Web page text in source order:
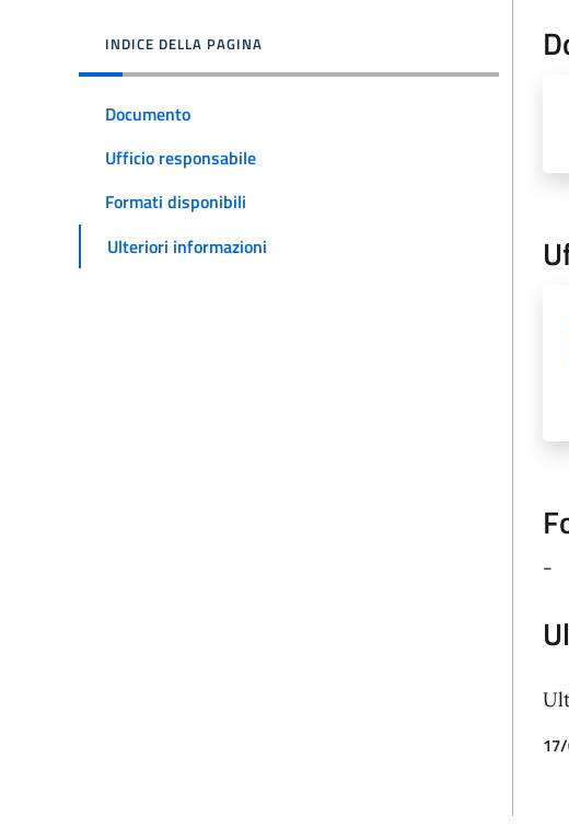
INDICE DELLA PAGINA
Documento
Ufficio responsabile
Formati disponibili
Ulteriori informazioni
-